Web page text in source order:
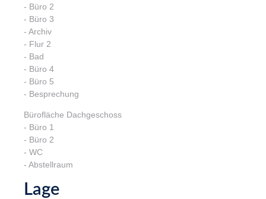
- Büro 2
- Büro 3
- Archiv
- Flur 2
- Bad
- Büro 4
- Büro 5
- Besprechung
Bürofläche Dachgeschoss
- Büro 1
- Büro 2
- WC
- Abstellraum
Lage